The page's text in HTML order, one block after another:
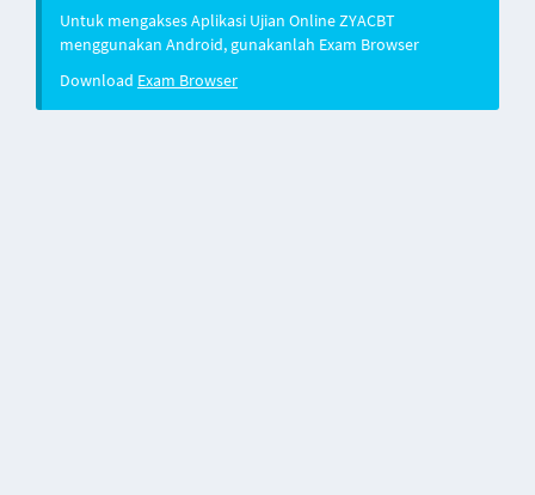
Untuk mengakses Aplikasi Ujian Online ZYACBT
menggunakan Android, gunakanlah Exam Browser
Download Exam Browser